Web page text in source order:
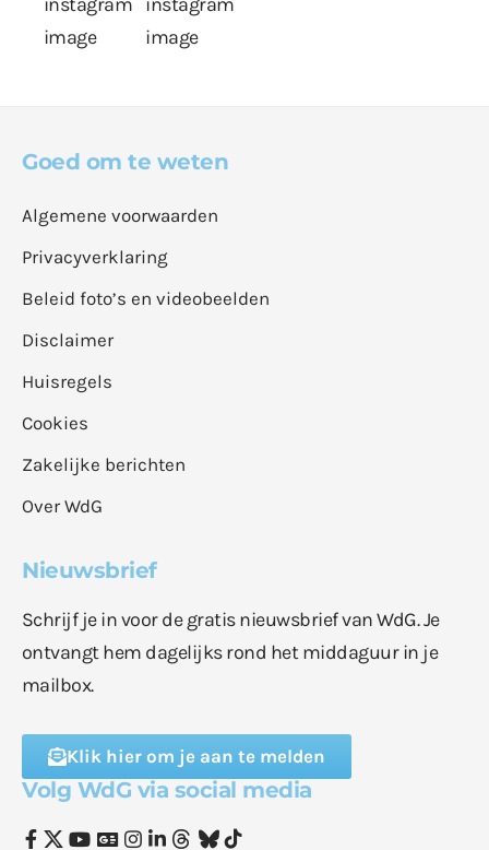
Goed om te weten
Algemene voorwaarden
Privacyverklaring
Beleid foto’s en videobeelden
Disclaimer
Huisregels
Cookies
Zakelijke berichten
Over WdG
Nieuwsbrief
Schrijf je in voor de gratis nieuwsbrief van WdG. Je
ontvangt hem dagelijks rond het middaguur in je
mailbox.
Klik hier om je aan te melden
Volg WdG via social media